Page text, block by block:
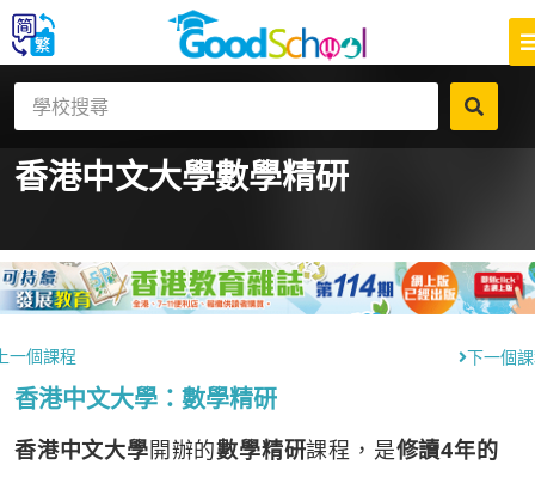
香港中文大學數學精研
一個課程 下一個
香港中文大學：數學精研
香港中文大學開辦的數學精研課程，是修讀4年的